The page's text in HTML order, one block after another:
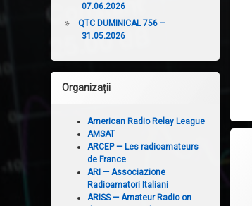
07.06.2026
QTC DUMINICAL 756 –
31.05.2026
Organizații
American Radio Relay League
AMSAT
ARCEP — Les radioamateurs
de France
ARI — Associazione
Radioamatori Italiani
ARISS — Amateur Radio on